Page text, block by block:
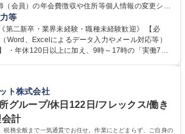
（会員）の年会費徴収や住所等個人情報の変更シス
応をお任せします。将来的には、各種委員会の運
わっていただきます。 【会員管理・データ
員）の住所変更、個人情報のシステム登録・更新
金データの照合確認 【問い合わせ対応】 ・会員
中心で残業少なめ
等
第二新卒・業界未経験・職種未経験歓迎》 【必
Word、Excelによるデータ入力やメール対応等）
格 学歴：大学院 大学 語学
ト株式会社
グループ/休日122日/フレックス/働き
計
税務全般まで一気通貫でお任せ。作業にとどまらず、ご自身の